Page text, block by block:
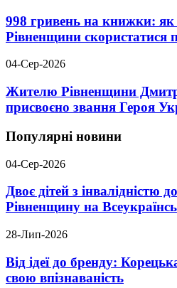
998 гривень на книжки:
Рівненщини скористатися
04-Сер-2026
Жителю Рівненщини
присвоєно звання Героя
Популярні новини
04-Сер-2026
Двоє дітей з інвалідністю
Рівненщину на
28-Лип-2026
Від ідеї до бренду:
свою впізнаваність